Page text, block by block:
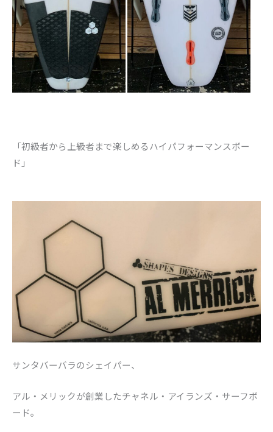
「初級者から上級者まで楽しめるハイパフォーマンスボー
ド」
サンタバーバラのシェイパー、
アル・ メリックが創業したチャネル・アイランズ・サーフボ
ード。